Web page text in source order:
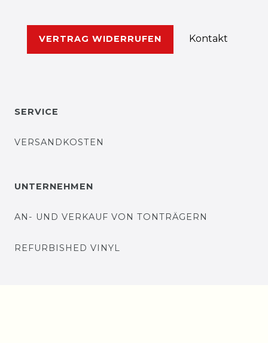
VERTRAG WIDERRUFEN Kontakt
SERVICE
VERSANDKOSTEN
UNTERNEHMEN
AN- UND VERKAUF VON TONTRÄGERN
REFURBISHED VINYL